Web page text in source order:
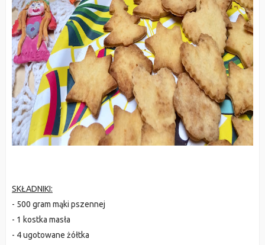
SKŁADNIKI:
- 500 gram mąki pszennej
- 1 kostka masła
- 4 ugotowane żółtka